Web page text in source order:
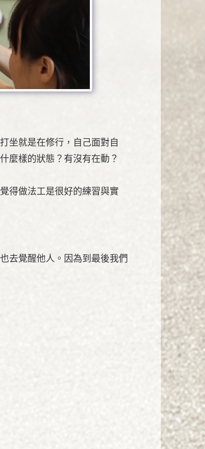
坐就是在修行，自己面對自
麼樣的狀態？有沒有在動？
得做法工是很好的練習與實
去覺醒他人。因為到最後我們